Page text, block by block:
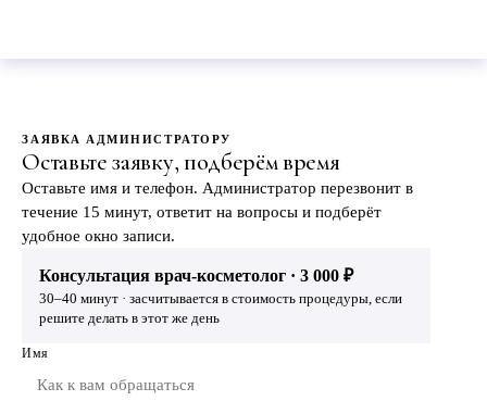
ЗАЯВКА АДМИНИСТРАТОРУ
Оставьте заявку, подберём время
Оставьте имя и телефон. Администратор перезвонит в
течение 15 минут, ответит на вопросы и подберёт
удобное окно записи.
Консультация врач-косметолог · 3 000 ₽
30–40 минут · засчитывается в стоимость процедуры, если
решите делать в этот же день
Имя